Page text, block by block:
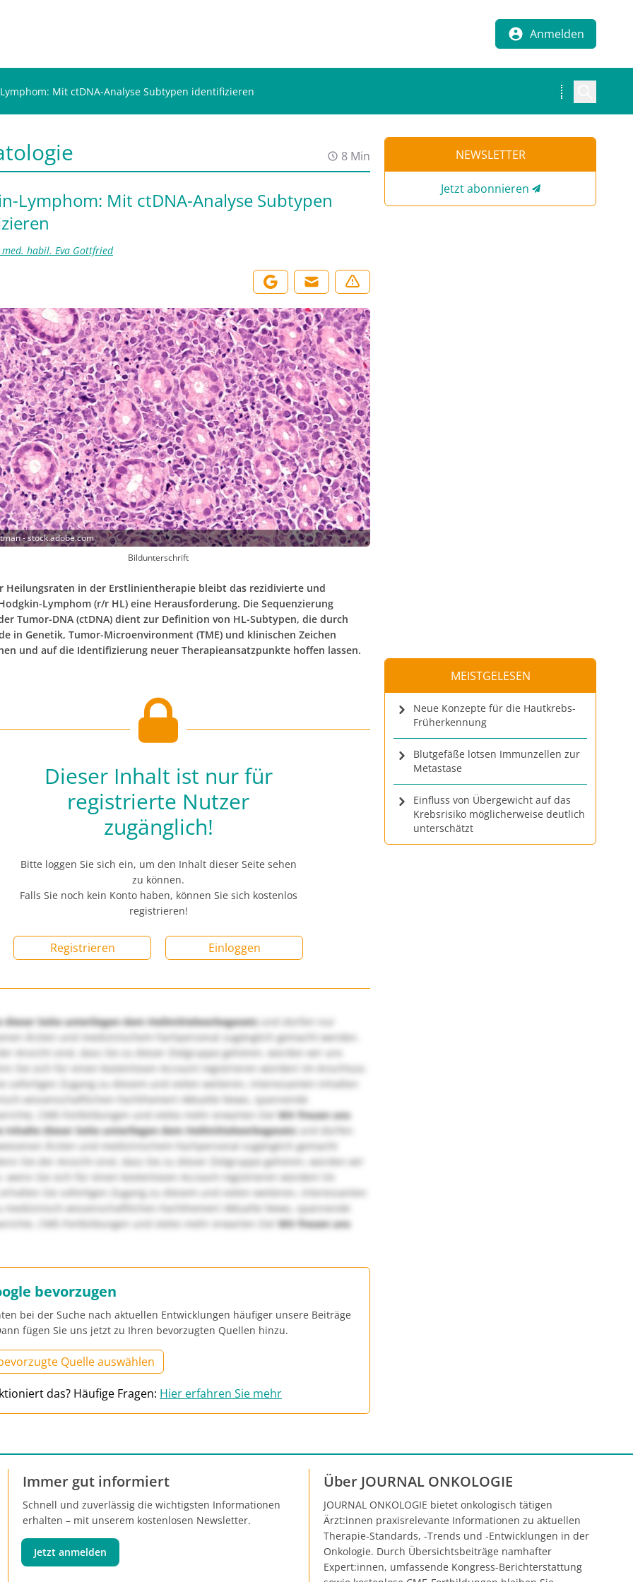
Anmelden
Mit ctDNA-Analyse Subtypen identifizieren
8 Min
Lymphom: Mit ctDNA-Analyse Subtypen
habil. Eva Gottfried
- stock.adobe.com
Bildunterschrift
Heilungsraten in der Erstlinientherapie bleibt das rezidivierte und
Lymphom (r/r HL) eine Herausforderung. Die Sequenzierung
Tumor-DNA (ctDNA) dient zur Definition von HL-Subtypen, die durch
in Genetik, Tumor-Microenvironment (TME) und klinischen Zeichen
und auf die Identifizierung neuer Therapieansatzpunkte hoffen lassen.
Dieser Inhalt ist nur für
registrierte Nutzer
zugänglich!
Bitte loggen Sie sich ein, um den Inhalt dieser Seite sehen
zu können.
Falls Sie noch kein Konto haben, können Sie sich kostenlos
registrieren!
Registrieren Einloggen
dieser Seite unterliegen dem Heilmittelwerbegesetzund dürfen nur
Ärzten und medizinischem Fachpersonal zugänglich gemacht werden.
Ansicht sind, dass Sie zu dieser Zielgruppe gehören, würden wir uns
Sie sich für einen kostenlosen Account registrieren würden! Im Anschluss
sofortigen Zugang zu diesem und vielen weiteren, interessanten Inhalten
wissenschaftlichen Fachthemen! Aktuelle News, spannende
CME-Fortbildungen und vieles mehr erwarten Sie!Wir freuen uns
Inhalte dieser Seite unterliegen dem Heilmittelwerbegesetzund dürfen
Ärzten und medizinischem Fachpersonal zugänglich gemacht
Sie der Ansicht sind, dass Sie zu dieser Zielgruppe gehören, würden wir
wenn Sie sich für einen kostenlosen Account registrieren würden! Im
Sie sofortigen Zugang zu diesem und vielen weiteren, interessanten
medizinisch-wissenschaftlichen Fachthemen! Aktuelle News, spannende
CME-Fortbildungen und vieles mehr erwarten Sie! Wir freuen uns
bevorzugen
bei der Suche nach aktuellen Entwicklungen häufiger unsere Beiträge
fügen Sie uns jetzt zu Ihren bevorzugten Quellen hinzu.
Quelle auswählen
das? Häufige Fragen: Hier erfahren Sie mehr
NEWSLETTER
Jetzt abonnieren
MEISTGELESEN
Neue Konzepte für die Hautkrebs-
Früherkennung
Blutgefäße lotsen Immunzellen zur
Metastase
Einfluss von Übergewicht auf das
Krebsrisiko möglicherweise deutlich
unterschätzt
Immer gut informiert
Schnell und zuverlässig die wichtigsten Informationen
erhalten – mit unserem kostenlosen Newsletter.
Jetzt anmelden
Über JOURNAL ONKOLOGIE
JOURNAL ONKOLOGIE bietet onkologisch tätigen
Ärzt:innen praxisrelevante Informationen zu aktuellen
Therapie-Standards, -Trends und -Entwicklungen in der
Onkologie. Durch Übersichtsbeiträge namhafter
Expert:innen, umfassende Kongress-Berichterstattung